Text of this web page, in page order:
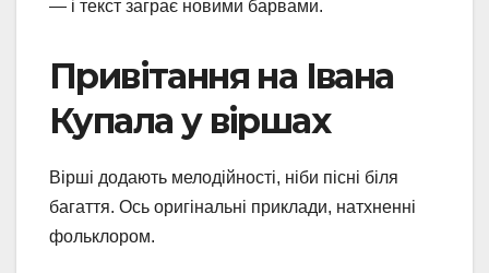
— і текст заграє новими барвами.
Привітання на Івана
Купала у віршах
Вірші додають мелодійності, ніби пісні біля
багаття. Ось оригінальні приклади, натхненні
фольклором.